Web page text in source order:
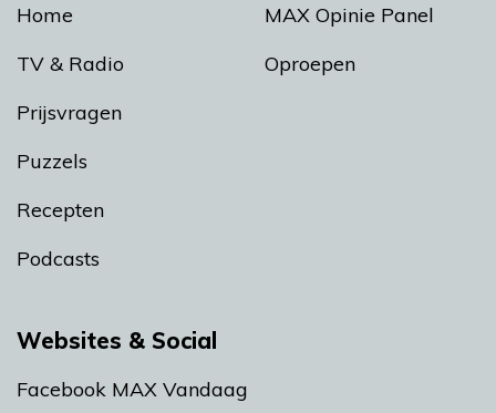
Home
TV & Radio
Prijsvragen
Puzzels
Recepten
Podcasts
MAX Opinie Panel
Oproepen
Websites & Social
Facebook MAX Vandaag